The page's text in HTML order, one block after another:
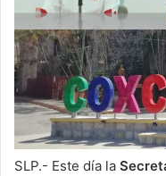
SLP.- Este día la